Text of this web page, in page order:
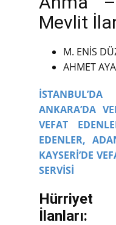
Mevlit
M. ENİS
AHMET
ANKARA’DA
VEFAT
EDENLER,
KAYSERİ’DE
SERVİSİ
Hürriyet
İlanları: